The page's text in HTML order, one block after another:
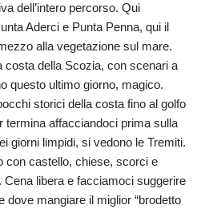
dell’intero percorso. Qui
Aderci e Punta Penna, qui il
alla vegetazione sul mare.
costa della Scozia, con scenari a
questo ultimo giorno, magico.
storici della costa fino al golfo
termina affacciandoci prima sulla
giorni limpidi, si vedono le Tremiti.
con castello, chiese, scorci e
Cena libera e facciamoci suggerire
dove mangiare il miglior “brodetto